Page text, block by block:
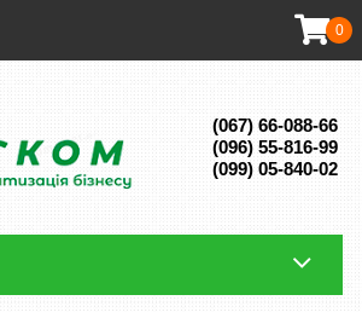
(067) 66-088-66
(096) 55-816-99
(099) 05-840-02
0